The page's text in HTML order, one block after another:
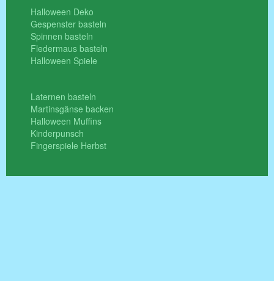
Halloween Deko
Gespenster basteln
Spinnen basteln
Fledermaus basteln
Halloween Spiele
Laternen basteln
Martinsgänse backen
Halloween Muffins
Kinderpunsch
Fingerspiele Herbst